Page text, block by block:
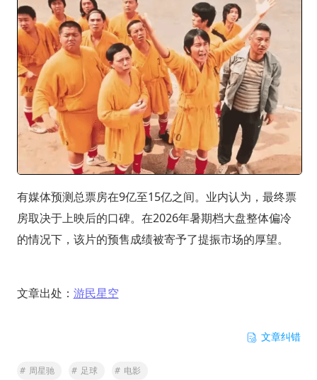
有媒体预测总票房在9亿至15亿之间。业内认为，最终票
房取决于上映后的口碑。在2026年暑期档大盘整体偏冷
的情况下，该片的预售成绩被寄予了提振市场的厚望。
文章出处： 游民星空
文章纠错
# 周星驰 # 足球 # 电影